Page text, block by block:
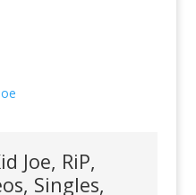
Joe, RiP,
Singles,